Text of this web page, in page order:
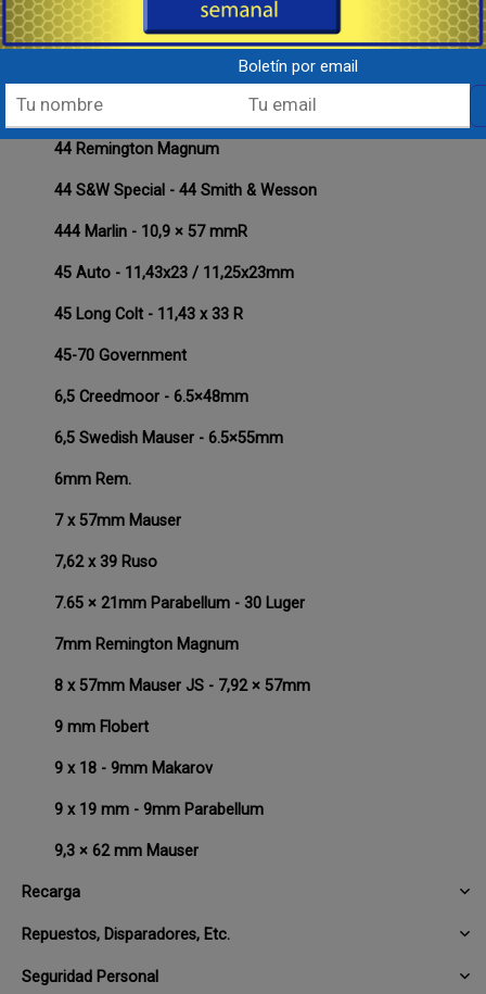
38 Super auto + p
40 S&W - 10 × 22 mm Smith & Wesson
44 Remington Magnum
44 S&W Special - 44 Smith & Wesson
444 Marlin - 10,9 × 57 mmR
45 Auto - 11,43x23 / 11,25x23mm
45 Long Colt - 11,43 x 33 R
45-70 Government
6,5 Creedmoor - 6.5×48mm
6,5 Swedish Mauser - 6.5×55mm
6mm Rem.
7 x 57mm Mauser
7,62 x 39 Ruso
7.65 × 21mm Parabellum - 30 Luger
7mm Remington Magnum
8 x 57mm Mauser JS - 7,92 × 57mm
9 mm Flobert
9 x 18 - 9mm Makarov
9 x 19 mm - 9mm Parabellum
9,3 × 62 mm Mauser
Recarga
Repuestos, Disparadores, Etc.
Seguridad Personal
Boletín por email